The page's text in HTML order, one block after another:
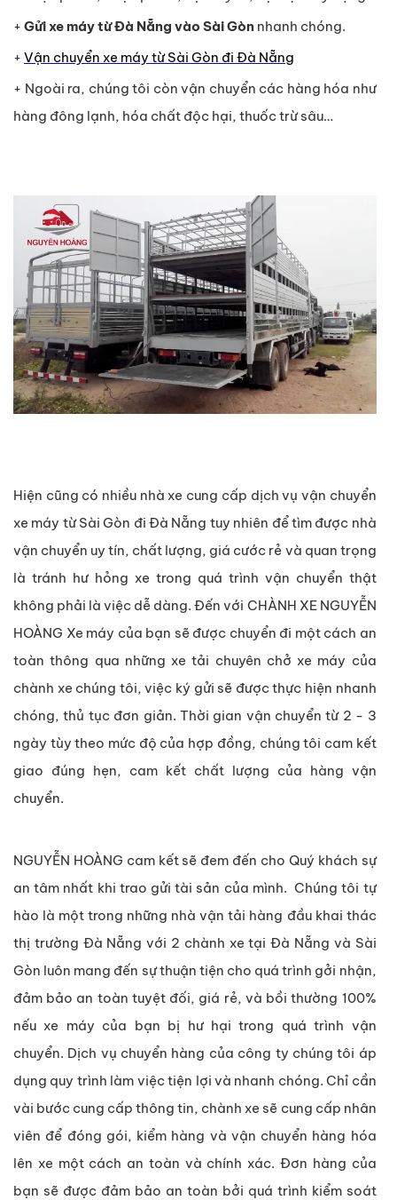
+ Gửi xe máy từ Đà Nẵng vào Sài Gòn nhanh chóng.
+ Vận chuyển xe máy từ Sài Gòn đi Đà Nẵng
+ Ngoài ra, chúng tôi còn vận chuyển các hàng hóa như
hàng đông lạnh, hóa chất độc hại, thuốc trừ sâu…
Hiện cũng có nhiều nhà xe cung cấp dịch vụ vận chuyển
xe máy từ Sài Gòn đi Đà Nẵng tuy nhiên để tìm được nhà
vận chuyển uy tín, chất lượng, giá cước rẻ và quan trọng
là tránh hư hỏng xe trong quá trình vận chuyển thật
không phải là việc dễ dàng. Đến với CHÀNH XE NGUYỄN
HOÀNG Xe máy của bạn sẽ được chuyển đi một cách an
toàn thông qua những xe tải chuyên chở xe máy của
chành xe chúng tôi, việc ký gửi sẽ được thực hiện nhanh
chóng, thủ tục đơn giản. Thời gian vận chuyển từ 2 - 3
ngày tùy theo mức độ của hợp đồng, chúng tôi cam kết
giao đúng hẹn, cam kết chất lượng của hàng vận
chuyển.
NGUYỄN HOÀNG cam kết sẽ đem đến cho Quý khách sự
an tâm nhất khi trao gửi tài sản của mình. Chúng tôi tự
hào là một trong những nhà vận tải hàng đầu khai thác
thị trường Đà Nẵng với 2 chành xe tại Đà Nẵng và Sài
Gòn luôn mang đến sự thuận tiện cho quá trình gởi nhận,
đảm bảo an toàn tuyệt đối, giá rẻ, và bồi thường 100%
nếu xe máy của bạn bị hư hại trong quá trình vận
chuyển. Dịch vụ chuyển hàng của công ty chúng tôi áp
dụng quy trình làm việc tiện lợi và nhanh chóng. Chỉ cần
vài bước cung cấp thông tin, chành xe sẽ cung cấp nhân
viên để đóng gói, kiểm hàng và vận chuyển hàng hóa
lên xe một cách an toàn và chính xác. Đơn hàng của
bạn sẽ được đảm bảo an toàn bởi quá trình kiểm soát